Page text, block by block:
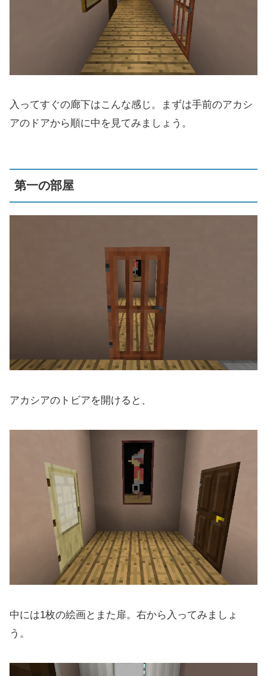
入ってすぐの廊下はこんな感じ。まずは手前のアカシ
アのドアから順に中を見てみましょう。
第一の部屋
アカシアのトビアを開けると、
中には1枚の絵画とまた扉。右から入ってみましょ
う。